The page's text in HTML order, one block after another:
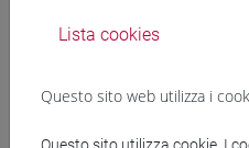
Lista cookies
Questo sito web utilizza i